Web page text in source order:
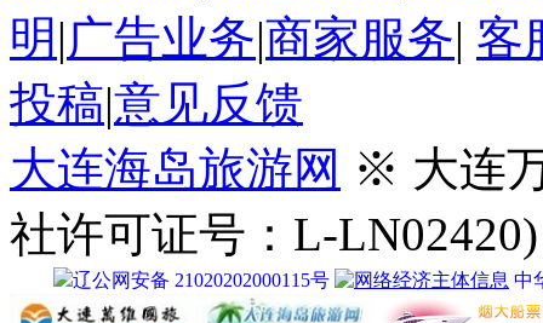
明 |广告业务|商家服务| 客
投稿|意见反馈
大连海岛旅游网 ※ 大连
社许可证号：L-LN02420)
辽公网安备 21020202000115号 中